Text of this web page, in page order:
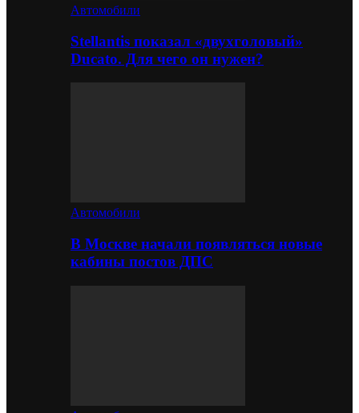
Автомобили
Stellantis показал «двухголовый»
Ducato. Для чего он нужен?
Автомобили
В Москве начали появляться новые
кабины постов ДПС